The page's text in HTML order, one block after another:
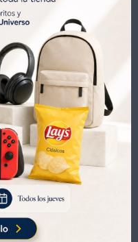
Juego de Toallas para Baño Döhler Priori 2 Piezas - BLANCO
UYU 504 UYU 550
UYU 353
UYU 428